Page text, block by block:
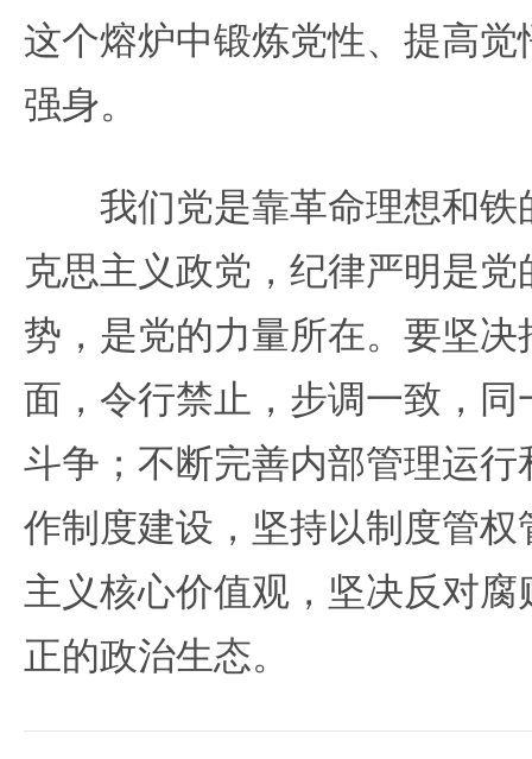
这个熔炉中锻炼党性、提高
强身。
我们党是靠革命理想和铁
克思主义政党，纪律严明是
势，是党的力量所在。要坚
面，令行禁止，步调一致，
斗争；不断完善内部管理运
作制度建设，坚持以制度管
主义核心价值观，坚决反对
正的政治生态。